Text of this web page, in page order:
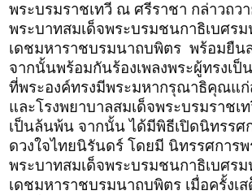
พระบรมราชเทวี ณ ศรีราชา กล่าวถว
พระบาทสมเด็จพระบรมชนกาธิเบศร
เดชมหาราชบรมนาถบพิตร พร้อมยืน
จากนั้นพร้อมกันร้องเพลงพระผู้ทรงเป็
ที่พระองค์ทรงมีพระมหากรุณาธิคุณแก่
และโรงพยาบาลสมเด็จพระบรมราชเ
เป็นล้นพ้น จากนั้น ได้มีพิธีเปิดนิทรรศ
ดวงใจไทยนิรันดร์ โดยมี นิทรรศการ
พระบาทสมเด็จพระบรมชนกาธิเบศร
เดชมหาราชบรมนาถบพิตร เมื่อครั้งเ